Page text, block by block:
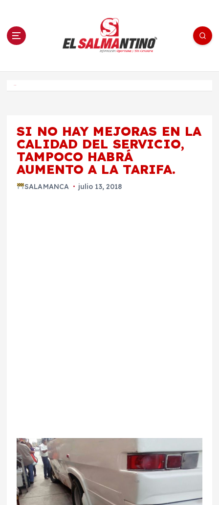
n El Salmantino - medios/noticias/editorial
SI NO HAY MEJORAS EN LA
CALIDAD DEL SERVICIO,
TAMPOCO HABRÁ
AUMENTO A LA TARIFA.
SALAMANCA julio 13, 2018